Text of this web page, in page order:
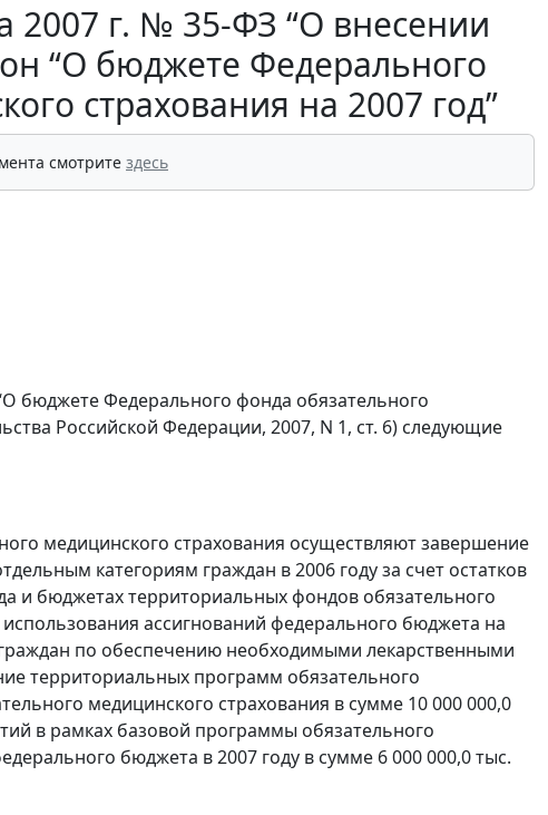
2007 г. № 35-ФЗ “О внесении
“О бюджете Федерального
страхования на 2007 год”
смотрите здесь
бюджете Федерального фонда обязательного
Российской Федерации, 2007, N 1, ст. 6) следующие
медицинского страхования осуществляют завершение
категориям граждан в 2006 году за счет остатков
и бюджетах территориальных фондов обязательного
ассигнований федерального бюджета на
по обеспечению необходимыми лекарственными
территориальных программ обязательного
медицинского страхования в сумме 10 000 000,0
в рамках базовой программы обязательного
бюджета в 2007 году в сумме 6 000 000,0 тыс.